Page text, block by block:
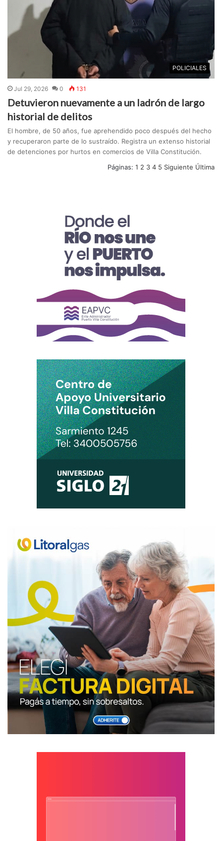
POLICIALES
Jul 29, 2026 0 131
Detuvieron nuevamente a un ladrón de largo
historial de delitos
El hombre, de 50 años, fue aprehendido poco después del hecho
y recuperaron parte de lo sustraído. Registra un extenso historial
de detenciones por hurtos en comercios de Villa Constitución.
Páginas: 1 2 3 4 5 Siguiente Última